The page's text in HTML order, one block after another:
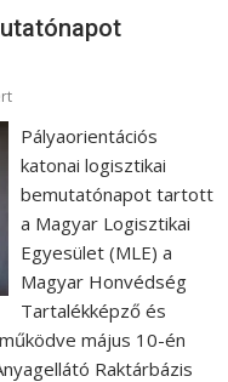
Pályaorientációs
katonai logisztikai
bemutatónapot tartott
a Magyar Logisztikai
Egyesület (MLE) a
Magyar Honvédség
Tartalékképző és
május 10-én
Raktárbázis